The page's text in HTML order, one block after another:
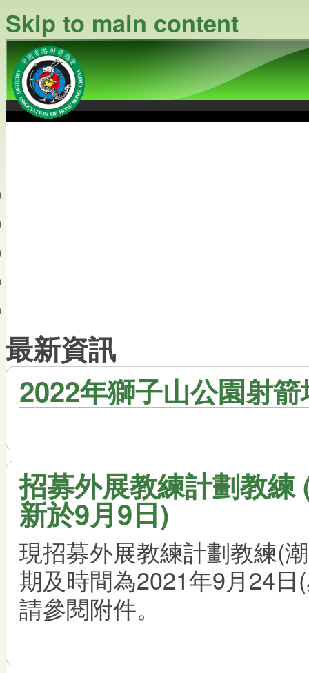
Skip to main content
最新資訊
2022年獅子山公園射
招募外展教練計劃教練
新於9月9日)
現招募外展教練計劃教練(
期及時間為2021年9月24
請參閱附件。